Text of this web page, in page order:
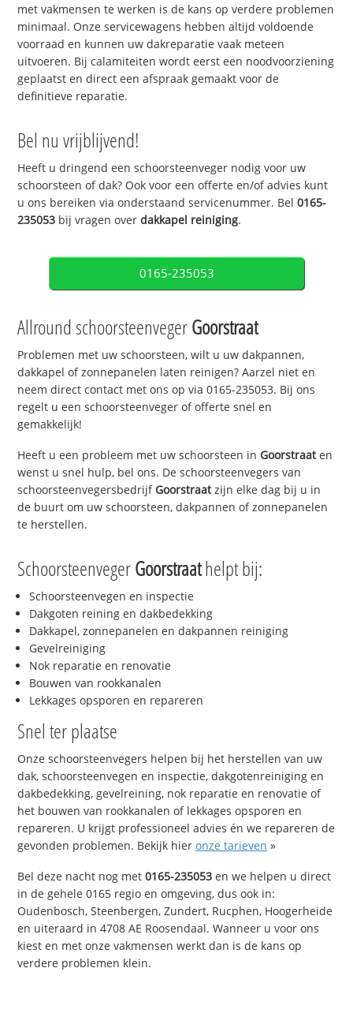
met vakmensen te werken is de kans op verdere problemen
minimaal. Onze servicewagens hebben altijd voldoende
voorraad en kunnen uw dakreparatie vaak meteen
uitvoeren. Bij calamiteiten wordt eerst een noodvoorziening
geplaatst en direct een afspraak gemaakt voor de
definitieve reparatie.
Bel nu vrijblijvend!
Heeft u dringend een schoorsteenveger nodig voor uw
schoorsteen of dak? Ook voor een offerte en/of advies kunt
u ons bereiken via onderstaand servicenummer. Bel0165-
235053 bij vragen overdakkapel reiniging.
0165-235053
Allround schoorsteenvegerGoorstraat
Problemen met uw schoorsteen, wilt u uw dakpannen,
dakkapel of zonnepanelen laten reinigen? Aarzel niet en
neem direct contact met ons op via 0165-235053. Bij ons
regelt u een schoorsteenveger of offerte snel en
gemakkelijk!
Heeft u een probleem met uw schoorsteen in Goorstraaten
wenst u snel hulp, bel ons. De schoorsteenvegers van
schoorsteenvegersbedrijf Goorstraatzijn elke dag bij u in
de buurt om uw schoorsteen, dakpannen of zonnepanelen
te herstellen.
SchoorsteenvegerGoorstraathelpt bij:
Schoorsteenvegen en inspectie
Dakgoten reining en dakbedekking
Dakkapel, zonnepanelen en dakpannen reiniging
Gevelreiniging
Nok reparatie en renovatie
Bouwen van rookkanalen
Lekkages opsporen en repareren
Snel ter plaatse
Onze schoorsteenvegers helpen bij het herstellen van uw
dak, schoorsteenvegen en inspectie, dakgotenreiniging en
dakbedekking, gevelreining, nok reparatie en renovatie of
het bouwen van rookkanalen of lekkages opsporen en
repareren. U krijgt professioneel advies én we repareren de
gevonden problemen. Bekijk hieronze tarieven »
Bel deze nacht nog met0165-235053 en we helpen u direct
in de gehele 0165 regio en omgeving, dus ook in:
Oudenbosch, Steenbergen, Zundert, Rucphen, Hoogerheide
en uiteraard in 4708 AE Roosendaal. Wanneer u voor ons
kiest en met onze vakmensen werkt dan is de kans op
verdere problemen klein.